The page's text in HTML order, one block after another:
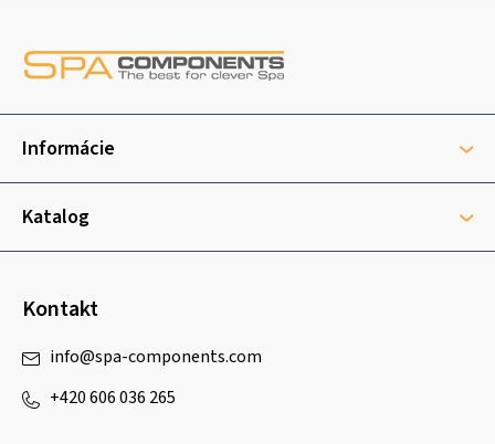
ä
i
Informácie
Katalog
Kontakt
info@spa-components.com
+420 606 036 265